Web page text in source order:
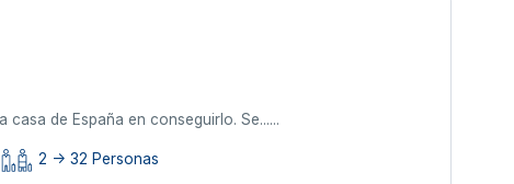
de España en conseguirlo. Se......
2 -> 32 Personas